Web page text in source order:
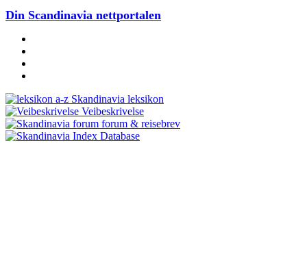
Din Scandinavia nettportalen
Skandinavia leksikon
Veibeskrivelse
forum & reisebrev
Database